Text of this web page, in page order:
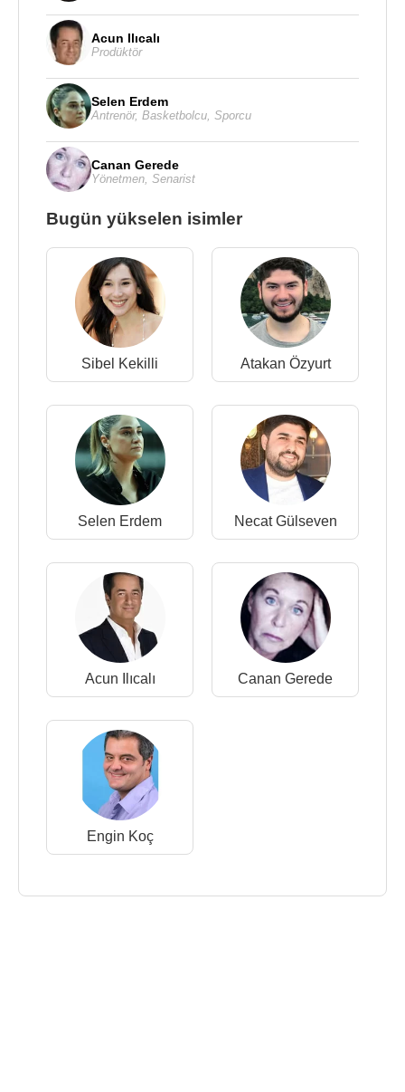
Acun Ilıcalı
Prodüktör
Selen Erdem
Antrenör, Basketbolcu Sporcu
Canan Gerede
Yönetmen Senarist
Bugün yükselen isimler
Sibel Kekilli Atakan Özyurt
Selen Erdem Necat Gülseven
Acun Ilıcalı Canan Gerede
Engin Koç